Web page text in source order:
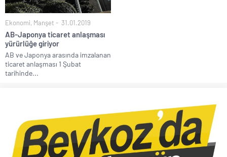
Ekonomi, Manşet 31.01.2019
AB-Japonya ticaret anlaşması
yürürlüğe giriyor
AB ve Japonya arasında imzalanan
ticaret anlaşması 1 Şubat
tarihinde...